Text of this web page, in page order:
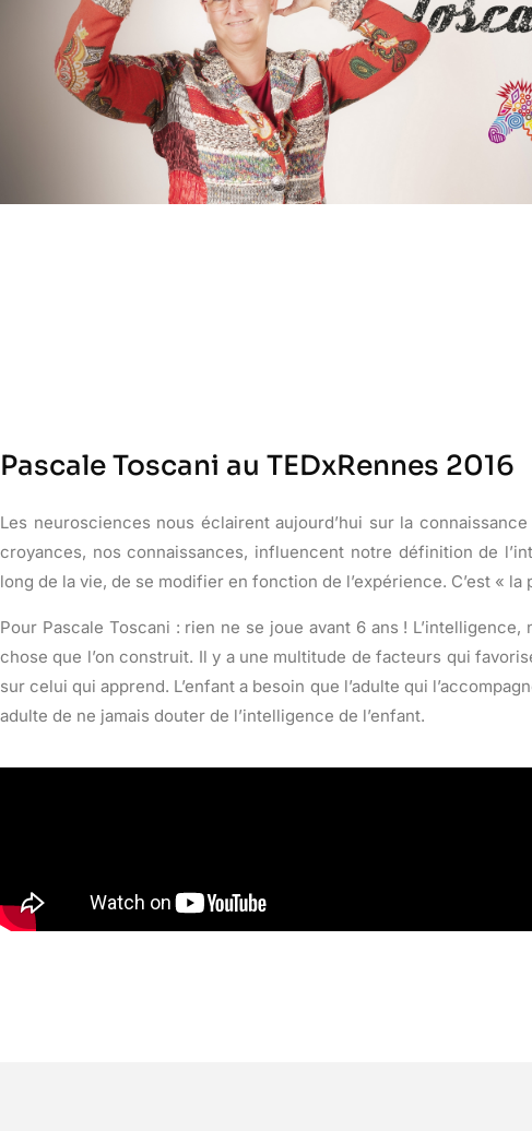
Pascale Toscani au TEDxRennes 2016
Les neurosciences nous éclairent aujourd’hui sur la
croyances, nos connaissances, influencent notre définition de
long de la vie, de se modifier en fonction de l’expérience. C’est «
Pour Pascale Toscani : rien ne se joue avant 6 ans !
chose que l’on construit. Il y a une multitude de facteurs qui
sur celui qui apprend. L’enfant a besoin que l’adulte qui
adulte de ne jamais douter de l’intelligence de l’enfant.